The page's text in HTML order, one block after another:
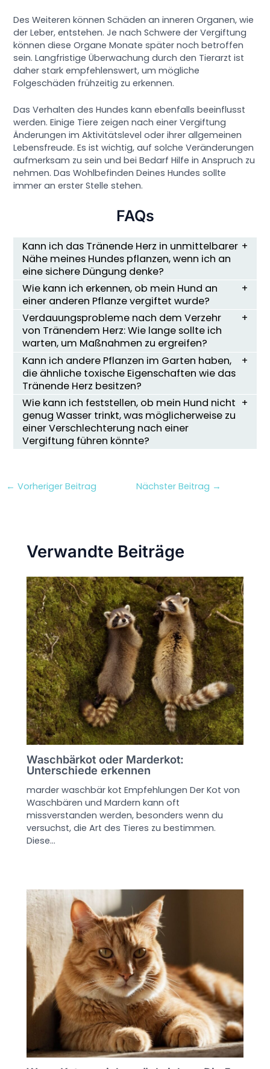
Des Weiteren können Schäden an inneren Organen, wie
der Leber, entstehen. Je nach Schwere der Vergiftung
können diese Organe Monate später noch betroffen
sein. Langfristige Überwachung durch den Tierarzt ist
daher stark empfehlenswert, um mögliche
Folgeschäden frühzeitig zu erkennen.
Das Verhalten des Hundes kann ebenfalls beeinflusst
werden. Einige Tiere zeigen nach einer Vergiftung
Änderungen im Aktivitätslevel oder ihrer allgemeinen
Lebensfreude. Es ist wichtig, auf solche Veränderungen
aufmerksam zu sein und bei Bedarf Hilfe in Anspruch zu
nehmen. Das Wohlbefinden Deines Hundes sollte
immer an erster Stelle stehen.
FAQs
Kann ich das Tränende Herz in unmittelbarer
Nähe meines Hundes pflanzen, wenn ich an
eine sichere Düngung denke?
Wie kann ich erkennen, ob mein Hund an
einer anderen Pflanze vergiftet wurde?
Verdauungsprobleme nach dem Verzehr
von Tränendem Herz: Wie lange sollte ich
warten, um Maßnahmen zu ergreifen?
Kann ich andere Pflanzen im Garten haben,
die ähnliche toxische Eigenschaften wie das
Tränende Herz besitzen?
Wie kann ich feststellen, ob mein Hund nicht
genug Wasser trinkt, was möglicherweise zu
einer Verschlechterung nach einer
Vergiftung führen könnte?
← Vorheriger Beitrag Nächster Beitrag →
Verwandte Beiträge
Waschbärkot oder Marderkot:
Unterschiede erkennen
marder waschbär kot Empfehlungen Der Kot von
Waschbären und Mardern kann oft
missverstanden werden, besonders wenn du
versuchst, die Art des Tieres zu bestimmen.
Diese…